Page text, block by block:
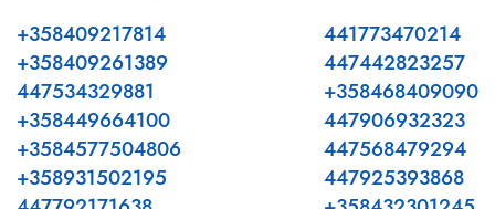
+358409217814
+358409261389
447534329881
+358449664100
+3584577504806
+358931502195
441773470214
447442823257
+358468409090
447906932323
447568479294
447925393868